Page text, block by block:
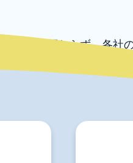
や業種に関わらず、各社
研修以外の各種コンサ
まずはお気軽にお
電話での
03-